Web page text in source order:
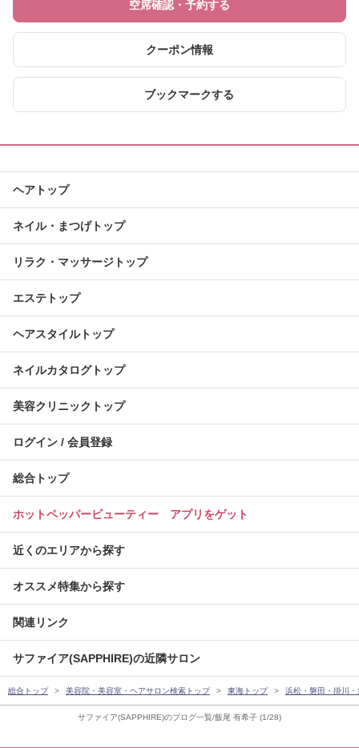
サファイア(SAPPHIRE)のブログ一覧/飯尾 有希子 (1/28)
空席確認・予約する
クーポン情報
ブックマークする
ヘアトップ
ネイル・まつげトップ
リラク・マッサージトップ
エステトップ
ヘアスタイルトップ
ネイルカタログトップ
美容クリニックトップ
ログイン / 会員登録
総合トップ
ホットペッパービューティー アプリをゲット
近くのエリアから探す
オススメ特集から探す
関連リンク
サファイア(SAPPHIRE)の近隣サロン
総合トップ 美容院・美容室・ヘアサロン検索トップ 東海トップ 浜松・磐田・掛川